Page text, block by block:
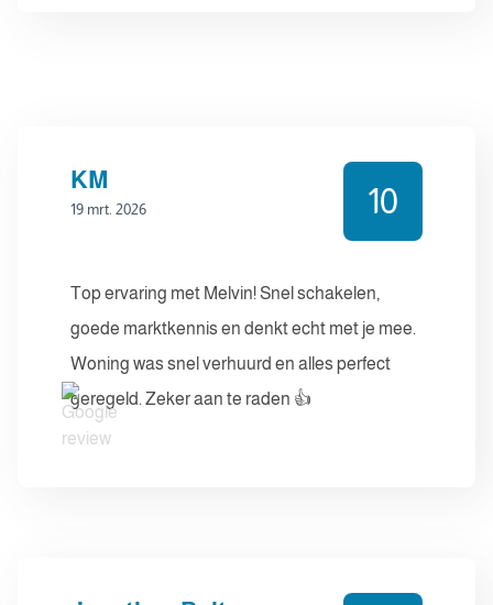
KM
19 mrt. 2026 10
Top ervaring met Melvin! Snel schakelen,
goede marktkennis en denkt echt met je mee.
Woning was snel verhuurd en alles perfect
geregeld. Zeker aan te raden 👍